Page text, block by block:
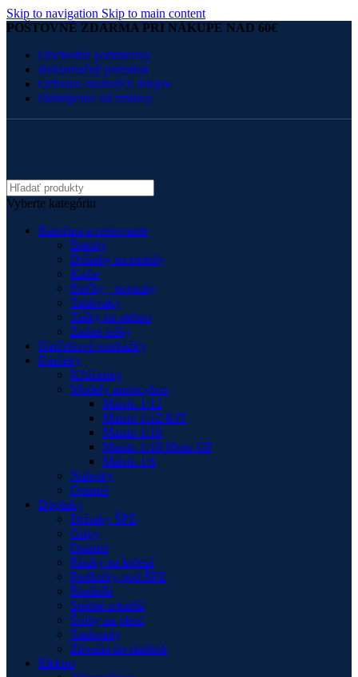
Skip to navigation Skip to main content
POŠTOVNÉ ZDARMA PRI NÁKUPE NAD 60€
Obchodné podmienky
Reklamačný poriadok
Ochrana osobných údajov
Odstúpenie od zmluvy
Vyberte kategóriu
Batožina a cestovanie
Batohy
Držiaky na mobily
Kufre
Sieťky , popruhy
Tankvaky
Tašky na stehno
Zadné tašky
Darčekové poukážky
Darčeky
Kľúčenky
Modely motocykov
Maisto 1:12
Maisto 1:12 KIT
Maisto 1:18
Maisto 1:18 Moto GP
Maisto 1:6
Nálepky
Ostatné
Doplnky
Držiaky ŠPZ
Gripy
Ostatné
Pásiky na kolesá
Podložky pod ŠPZ
Riadidlá
Spätné zrkadlá
Šróby na plexi
Tankpady
Závažia do riaditok
Elektro